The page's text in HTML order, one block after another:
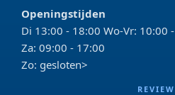
Openingstijden
Di 13:00 - 18:00 Wo-Vr: 10:00
Za: 09:00 - 17:00
Zo: gesloten>